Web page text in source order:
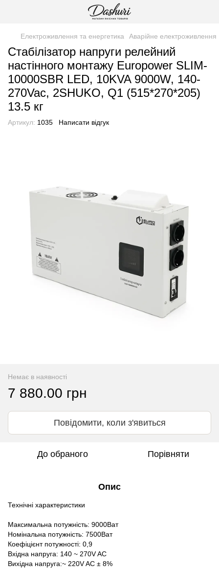
Електроживлення та енергетика Аварійне електроживлення
Стабілізатор напруги релейний
настінного монтажу Europower SLIM-
10000SBR LED, 10KVA 9000W, 140-
270Vac, 2SHUKO, Q1 (515*270*205)
13.5 кг
Артикул: 1035 Написати відгук
Немає в наявності
7 880.00 грн
Повідомити, коли з'явиться
До обраного Порівняти
Опис
Технічні характеристики
Максимальна потужність: 9000Ват
Номінальна потужність: 7500Ват
Коефіцієнт потужності: 0,9
Вхідна напруга: 140 ~ 270V AC
Вихідна напруга:~ 220V AC ± 8%